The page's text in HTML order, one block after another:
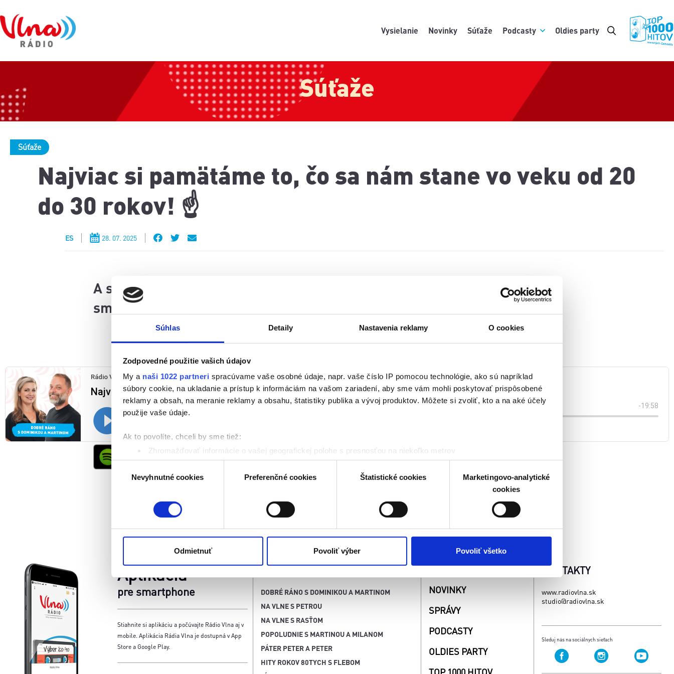
Súhlas Detaily Nastavenia reklamy O cookies
Zodpovedné použitie vašich údajov
My a naši 1022 partneri spracúvame vaše osobné údaje, napr. vaše číslo IP pomocou technológie, ako sú napríklad
súbory cookie, na ukladanie a prístup k informáciám na vašom zariadení, aby sme vám mohli poskytovať prispôsobené
reklamy a obsah, na meranie reklamy a obsahu, štatistiky publika a vývoj produktov. Môžete si zvoliť, kto a na aké účely
použije vaše údaje.
Ak to povolíte, chceli by sme tiež:
Zhromažďovať informácie o vašej geografickej polohe s presnosťou na niekoľko metrov
Identifikovať vaše zariadenie aktívnym skenovaním konkrétnych charakteristík (odtlačky prstov).
Viac informácií o tom, ako sa spracúvajú vaše osobné údaje, nájdete v časti s vašimi nastaveniami. Súhlas môžete
Naša webstránka používa cookies. Aktívnym nastavením nám udelíte súhlas s využívaním štatistických a marketingovo-
jednoducho ako ste nám ho udelili opätovným vyvolaním tejto cookie lišty cez nastavenia ochrany súkromia. Odvolanie
súhlasu nemá vplyv na zákonnosť spracúvania vychádzajúceho zo súhlasu pred jeho odvolaním. Viac informácií o
Výber
súhlasuNevyhnutné cookies Preferenčné cookies Štatistické cookies
Marketingovo-analytické
cookies
Odmietnuť Povoliť výber Povoliť všetko
Vysielanie Novinky Súťaže Podcasty Oldies party
Súťaže
Súťaže
Najviac si pamätáme to, čo sa nám stane vo veku od 20
do 30 rokov! ☝️
ES 28. 07. 2025
A stačí, aby sme niečo (u)videli, (za)počuli, (za)voňali alebo ochutnali, aby
sme sa vrátili v čase! ⌚☝️🤫
Aplikácia
pre smartphone
Stiahnite si aplikáciu a počúvajte Rádio Vlna aj v
mobile. Aplikácia Rádia Vlna je dostupná v App
Store a Google Play.
VYSIELANIE
DOBRÉ RÁNO S DOMINIKOU A MARTINOM
NA VLNE S PETROU
NA VLNE S RASŤOM
POPOLUDNIE S MARTINOU A MILANOM
PÁTER PETER A PETER
HITY ROKOV 80TYCH S FLEBOM
SÚŤAŽE
NOVINKY
SPRÁVY
PODCASTY
OLDIES PARTY
KONTAKTY
www.radiovlna.sk
studio@radiovlna.sk
Sleduj nás na sociálnych sieťach